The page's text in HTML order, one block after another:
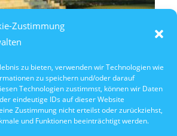
Zustimmung
zu bieten, verwenden wir Technologien wie
zu speichern und/oder darauf
Technologien zustimmst, können wir Daten
eindeutige IDs auf dieser Website
Zustimmung nicht erteilst oder zurückziehst,
und Funktionen beeinträchtigt werden.
2026
Schifffahrt